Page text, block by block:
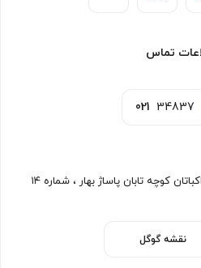
تماس
021 34837
کوچه تابان پاساژ بهار ، شماره ۱۴
نقشه گوگل